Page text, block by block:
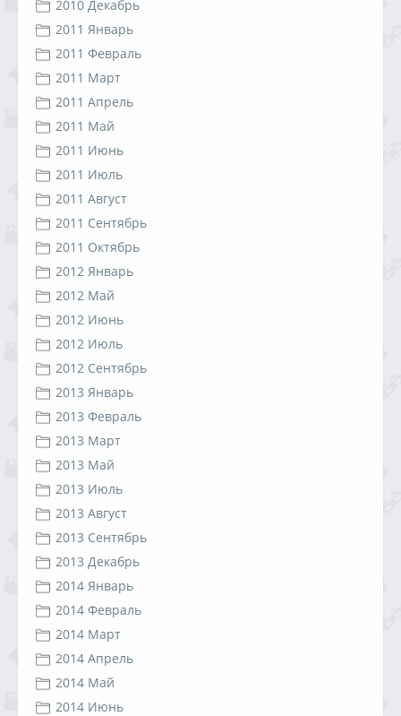
2010 Декабрь
2011 Январь
2011 Февраль
2011 Март
2011 Апрель
2011 Май
2011 Июнь
2011 Июль
2011 Август
2011 Сентябрь
2011 Октябрь
2012 Январь
2012 Май
2012 Июнь
2012 Июль
2012 Сентябрь
2013 Январь
2013 Февраль
2013 Март
2013 Май
2013 Июль
2013 Август
2013 Сентябрь
2013 Декабрь
2014 Январь
2014 Февраль
2014 Март
2014 Апрель
2014 Май
2014 Июнь